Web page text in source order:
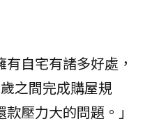
自宅有諸多好處，
之間完成購屋規
壓力大的問題。」